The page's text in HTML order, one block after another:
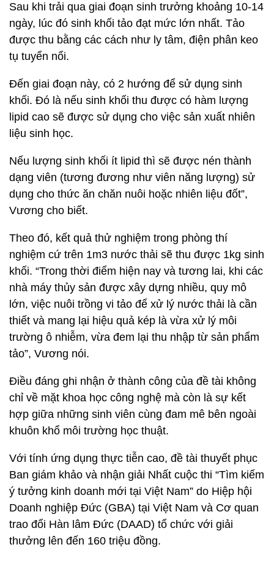
Sau khi trải qua giai đoạn sinh trưởng khoảng 10-14
ngày, lúc đó sinh khối tảo đạt mức lớn nhất. Tảo
được thu bằng các cách như ly tâm, điện phân keo
tụ tuyển nổi.
Đến giai đoạn này, có 2 hướng để sử dụng sinh
khối. Đó là nếu sinh khối thu được có hàm lượng
lipid cao sẽ được sử dụng cho việc sản xuất nhiên
liệu sinh học.
Nếu lượng sinh khối ít lipid thì sẽ được nén thành
dạng viên (tương đương như viên năng lượng) sử
dụng cho thức ăn chăn nuôi hoặc nhiên liệu đốt”,
Vương cho biết.
Theo đó, kết quả thử nghiệm trong phòng thí
nghiệm cứ trên 1m3 nước thải sẽ thu được 1kg sinh
khối. “Trong thời điểm hiện nay và tương lai, khi các
nhà máy thủy sản được xây dựng nhiều, quy mô
lớn, việc nuôi trồng vi tảo để xử lý nước thải là cần
thiết và mang lại hiệu quả kép là vừa xử lý môi
trường ô nhiễm, vừa đem lại thu nhập từ sản phẩm
tảo”, Vương nói.
Điều đáng ghi nhận ở thành công của đề tài không
chỉ về mặt khoa học công nghệ mà còn là sự kết
hợp giữa những sinh viên cùng đam mê bên ngoài
khuôn khổ môi trường học thuật.
Với tính ứng dụng thực tiễn cao, đề tài thuyết phục
Ban giám khảo và nhận giải Nhất cuộc thi “Tìm kiếm
ý tưởng kinh doanh mới tại Việt Nam” do Hiệp hội
Doanh nghiệp Đức (GBA) tại Việt Nam và Cơ quan
trao đổi Hàn lâm Đức (DAAD) tổ chức với giải
thưởng lên đến 160 triệu đồng.